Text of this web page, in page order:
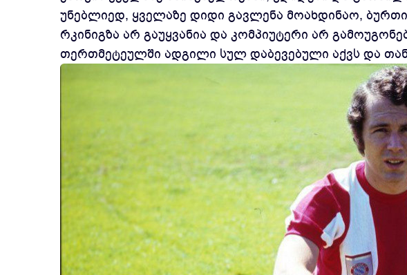
უნებლიედ, ყველაზე დიდი გავლენა მოახდინაო,
რკინიგზა არ გაუყვანია და კომპიუტერი არ
თერთმეტეულში ადგილი სულ დაბევებული აქვს და